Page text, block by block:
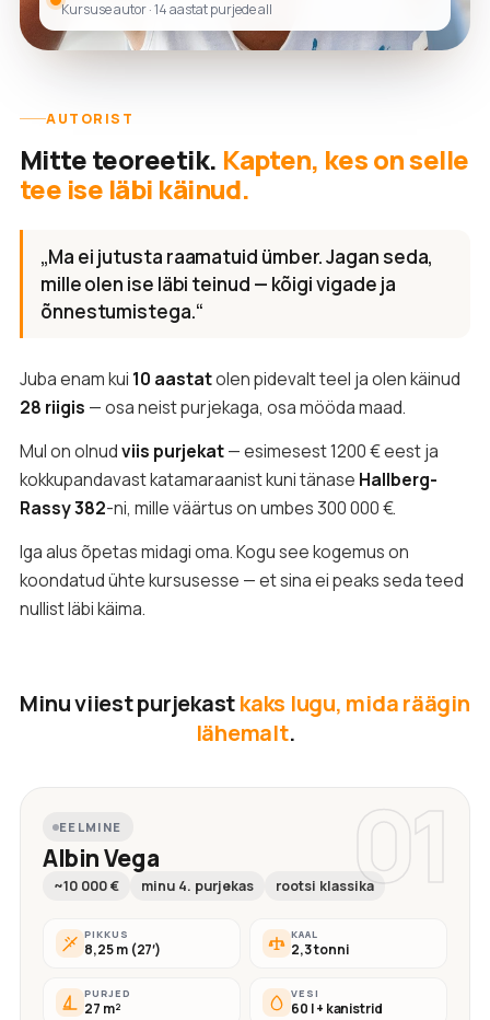
Kursuse autor · 14 aastat purjede all
AUTORIST
Mitte teoreetik. Kapten, kes on selle
tee ise läbi käinud.
„Ma ei jutusta raamatuid ümber. Jagan seda,
mille olen ise läbi teinud — kõigi vigade ja
õnnestumistega.“
Juba enam kui 10 aastatolen pidevalt teel ja olen käinud
28 riigis — osa neist purjekaga, osa mööda maad.
Mul on olnudviis purjekat— esimesest 1200 € eest ja
kokkupandavast katamaraanist kuni tänase Hallberg-
Rassy 382-ni, mille väärtus on umbes 300 000 €.
Iga alus õpetas midagi oma. Kogu see kogemus on
koondatud ühte kursusesse — et sina ei peaks seda teed
nullist läbi käima.
Minu viiest purjekastkaks lugu, mida räägin
lähemalt.
01
EELMINE
Albin Vega
~10 000 € minu 4. purjekas rootsi klassika
PIKKUS
8,25 m (27′)
KAAL
2,3 tonni
PURJED
27 m²
VESI
60 l + kanistrid